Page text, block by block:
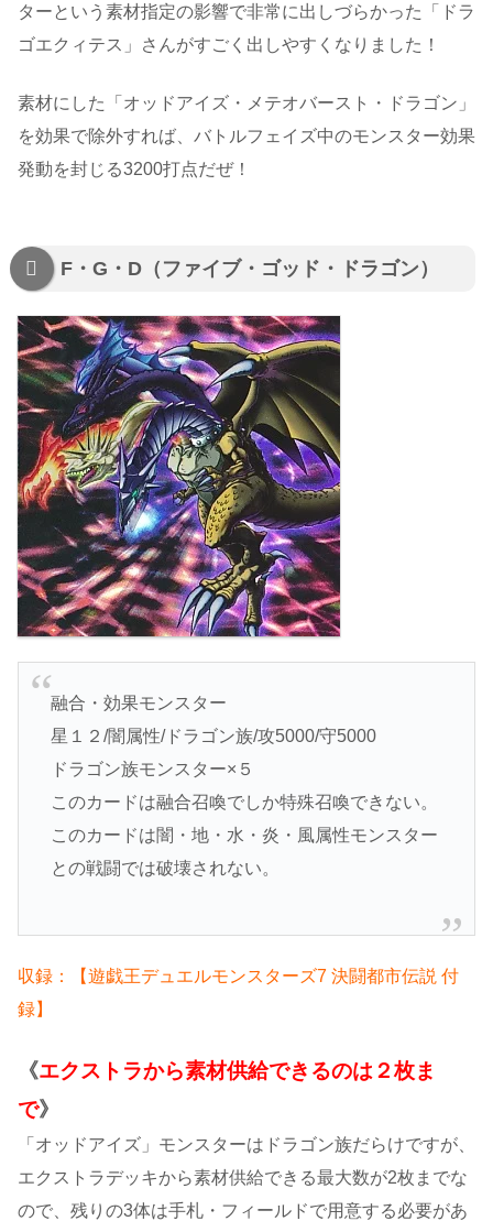
ターという素材指定の影響で非常に出しづらかった「ドラ
ゴエクィテス」さんがすごく出しやすくなりました！
素材にした「オッドアイズ・メテオバースト・ドラゴン」
を効果で除外すれば、バトルフェイズ中のモンスター効果
発動を封じる3200打点だぜ！
F・G・D（ファイブ・ゴッド・ドラゴン）
融合・効果モンスター
星１２/闇属性/ドラゴン族/攻5000/守5000
ドラゴン族モンスター×５
このカードは融合召喚でしか特殊召喚できない。
このカードは闇・地・水・炎・風属性モンスター
との戦闘では破壊されない。
収録：【遊戯王デュエルモンスターズ7 決闘都市伝説 付
録】
《エクストラから素材供給できるのは２枚ま
で》
「オッドアイズ」モンスターはドラゴン族だらけですが、
エクストラデッキから素材供給できる最大数が2枚までな
ので、残りの3体は手札・フィールドで用意する必要があ